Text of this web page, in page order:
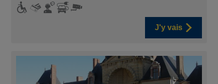
J'y vais